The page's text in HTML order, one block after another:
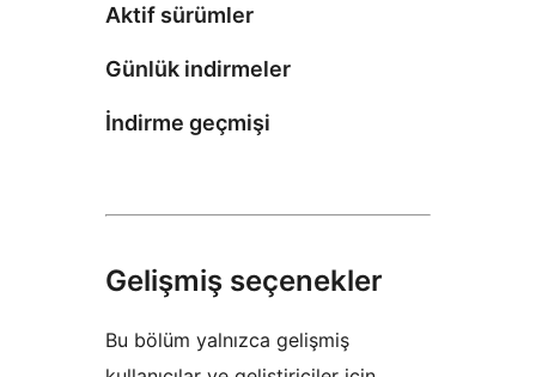
Aktif sürümler
Günlük indirmeler
İndirme geçmişi
Gelişmiş seçenekler
Bu bölüm yalnızca gelişmiş